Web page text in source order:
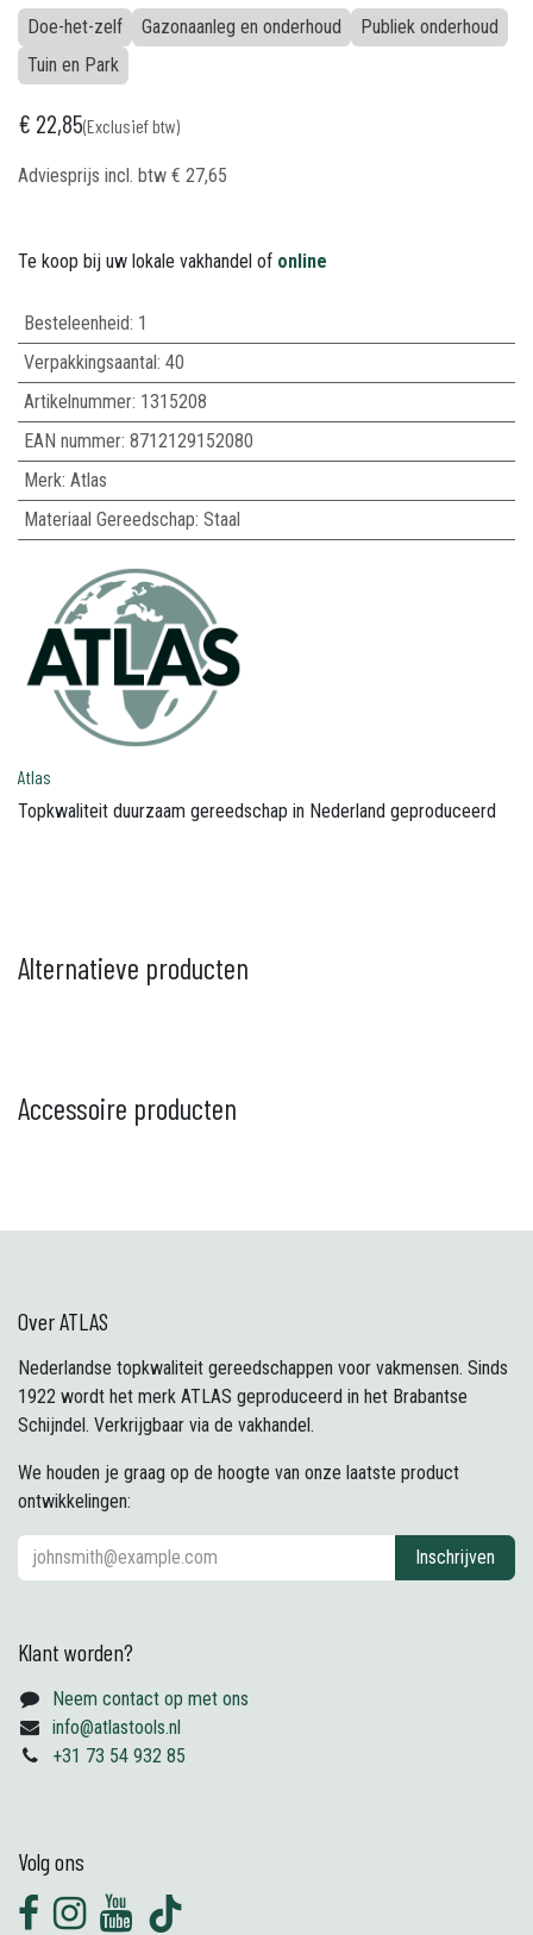
Doe-het-zelf Gazonaanleg en onderhoud
Publiek onderhoud
Tuin en Park
€ 22,85(Exclusief btw)
Adviesprijs incl. btw € 27,65
Te koop bij uw lokale vakhandel of online
Besteleenheid: 1
Verpakkingsaantal: 40
Artikelnummer: 1315208
EAN nummer: 8712129152080
Merk: Atlas
Materiaal Gereedschap: Staal
Atlas
Topkwaliteit duurzaam gereedschap in Nederland geproduceerd
Alternatieve producten
Accessoire producten
Over ATLAS
Nederlandse topkwaliteit gereedschappen voor vakmensen. Sinds
1922 wordt het merk ATLAS geproduceerd in het Brabantse
Schijndel. Verkrijgbaar via de vakhandel.
We houden je graag op de hoogte van onze laatste product
ontwikkelingen:
Inschrijven
Klant worden?
Neem contact op met ons
info@atlastools.nl
+31 73 54 932 85
Volg ons